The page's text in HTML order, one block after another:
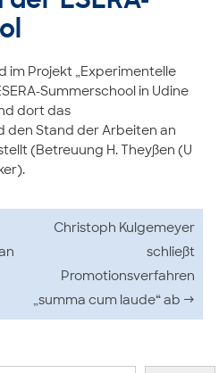
im Projekt „Experimentelle
Summerschool in Udine
dort das
den Stand der Arbeiten an
(Betreuung H. Theyßen (U
Christoph Kulgemeyer
schließt
Promotionsverfahren
„summa cum laude“ ab →